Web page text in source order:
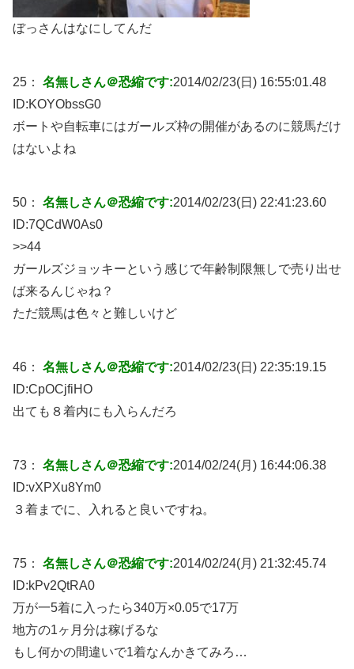
ぼっさんはなにしてんだ
25： 名無しさん＠恐縮です:2014/02/23(日) 16:55:01.48
ID:KOYObssG0
ボートや自転車にはガールズ枠の開催があるのに競馬だけ
はないよね
50： 名無しさん＠恐縮です:2014/02/23(日) 22:41:23.60
ID:7QCdW0As0
>>44
ガールズジョッキーという感じで年齢制限無しで売り出せ
ば来るんじゃね？
ただ競馬は色々と難しいけど
46： 名無しさん＠恐縮です:2014/02/23(日) 22:35:19.15
ID:CpOCjfiHO
出ても８着内にも入らんだろ
73： 名無しさん＠恐縮です:2014/02/24(月) 16:44:06.38
ID:vXPXu8Ym0
３着までに、入れると良いですね。
75： 名無しさん＠恐縮です:2014/02/24(月) 21:32:45.74
ID:kPv2QtRA0
万が一5着に入ったら340万×0.05で17万
地方の1ヶ月分は稼げるな
もし何かの間違いで1着なんかきてみろ…